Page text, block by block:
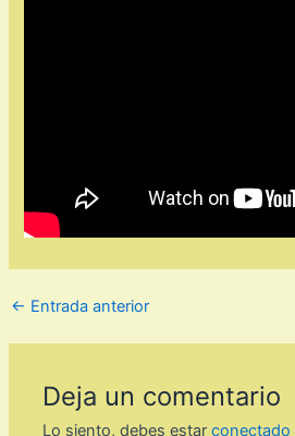
← Entrada anterior
Deja un comentario
Lo siento, debes estarconectado